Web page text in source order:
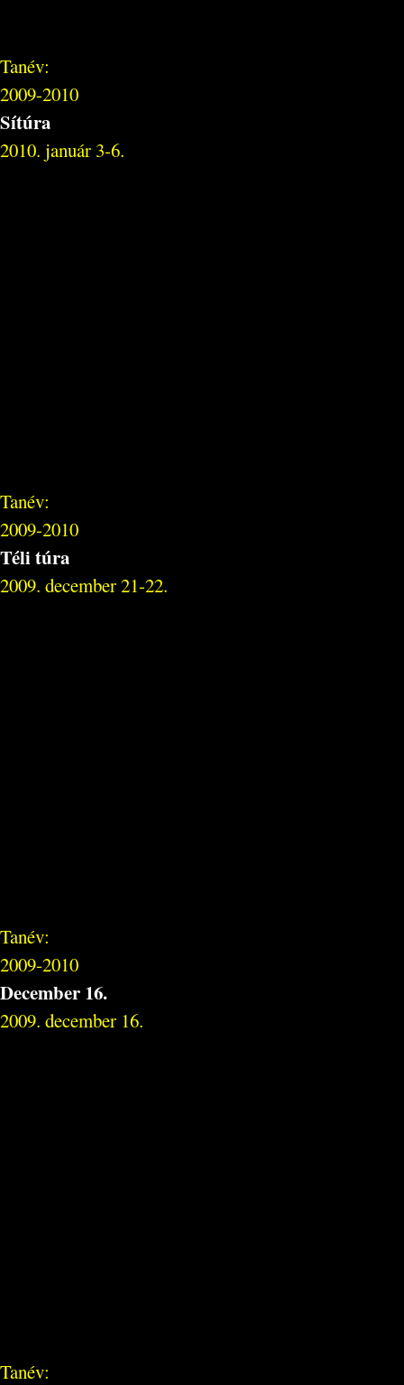
Tanév:
2009-2010
Sítúra
2010. január 3-6.
Tanév:
2009-2010
Téli túra
2009. december 21-22.
Tanév:
2009-2010
December 16.
2009. december 16.
Tanév: